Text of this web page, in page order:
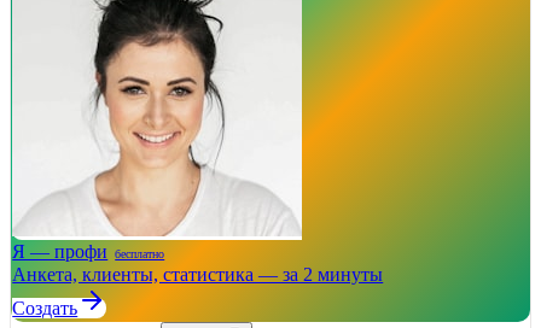
Я — профи бесплатно
Анкета, клиенты, статистика — за 2 минуты
Создать